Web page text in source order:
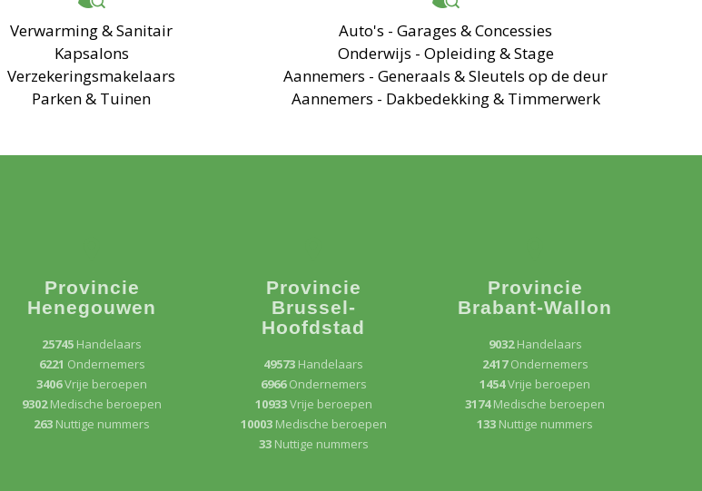
Verwarming & Sanitair
Kapsalons
Verzekeringsmakelaars
Parken & Tuinen
Auto's - Garages & Concessies
Onderwijs - Opleiding & Stage
Aannemers - Generaals & Sleutels op de deur
Aannemers - Dakbedekking & Timmerwerk
Provincie
Henegouwen
25745 Handelaars
6221 Ondernemers
3406Vrije beroepen
9302Medische beroepen
263 Nuttige nummers
Provincie
Brussel-
Hoofdstad
49573 Handelaars
6966Ondernemers
10933Vrije beroepen
10003 Medische beroepen
33 Nuttige nummers
Provincie
Brabant-Wallon
9032Handelaars
2417Ondernemers
1454Vrije beroepen
3174Medische beroepen
133 Nuttige nummers